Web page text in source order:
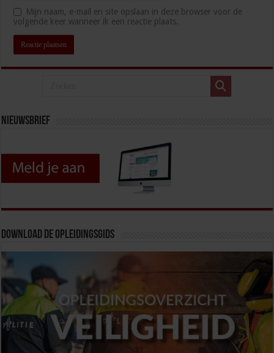
Mijn naam, e-mail en site opslaan in deze browser voor de
volgende keer wanneer ik een reactie plaats.
Nieuwsbrief
Download de opleidingsgids